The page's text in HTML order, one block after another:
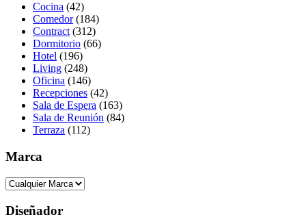
Cocina (42)
Comedor(184)
Contract (312)
Dormitorio (66)
Hotel (196)
Living (248)
Oficina (146)
Recepciones (42)
Sala de Espera (163)
Sala de Reunión (84)
Terraza (112)
Marca
Diseñador